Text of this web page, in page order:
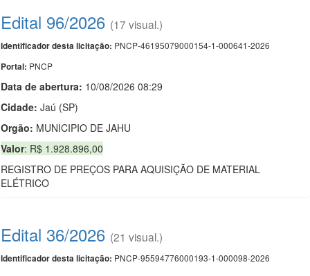
Edital 96/2026 (17 visual.)
Identificador desta licitação: PNCP-46195079000154-1-000641-2026
Portal: PNCP
Data de abertura: 10/08/2026 08:29
Cidade: Jaú (SP)
Orgão: MUNICIPIO DE JAHU
Valor: R$ 1.928.896,00
REGISTRO DE PREÇOS PARA AQUISIÇÃO DE MATERIAL
ELÉTRICO
Edital 36/2026 (21 visual.)
Identificador desta licitação: PNCP-95594776000193-1-000098-2026